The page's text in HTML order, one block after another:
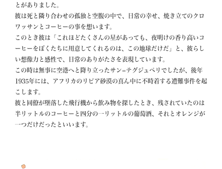
とがありました。
彼は死と隣り合わせの孤独と空腹の中で、日常の幸せ、焼き立てのクロ
ワッサンとコーヒーの事を想います。
このとき彼は「これほどたくさんの星があっても、夜明けの香り高いコ
ーヒーをぼくたちに用意してくれるのは、この地球だけだ」と、彼らし
い想像力と感性で、日常のありがたさを表現しています。
この時は無事に空港へと降り立ったサン=テグジュペリでしたが、後年
1935年には、アフリカのリビア砂漠の真ん中に不時着する遭難事件を起
こします。
彼と同僚が墜落した飛行機から飲み物を探したとき、残されていたのは
半リットルのコーヒーと四分の一リットルの葡萄酒、それとオレンジが
一つだけだったといいます。